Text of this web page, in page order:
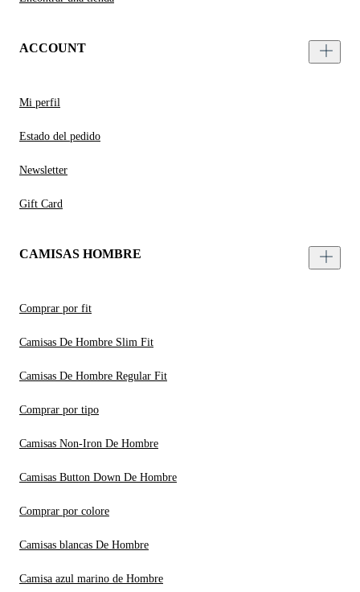
ACCOUNT
Mi perfil
Estado del pedido
Newsletter
Gift Card
CAMISAS HOMBRE
Comprar por fit
Camisas De Hombre Slim Fit
Camisas De Hombre Regular Fit
Comprar por tipo
Camisas Non-Iron De Hombre
Camisas Button Down De Hombre
Comprar por colore
Camisas blancas De Hombre
Camisa azul marino de Hombre